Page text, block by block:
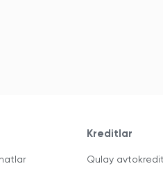
Kreditlar
Qulay